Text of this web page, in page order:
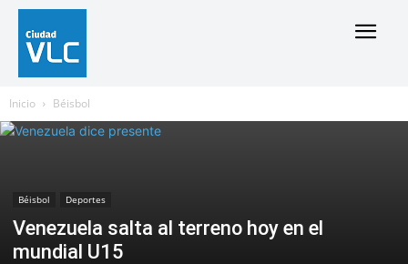
Inicio Béisbol
Béisbol Deportes
Venezuela salta al terreno hoy en el
mundial U15